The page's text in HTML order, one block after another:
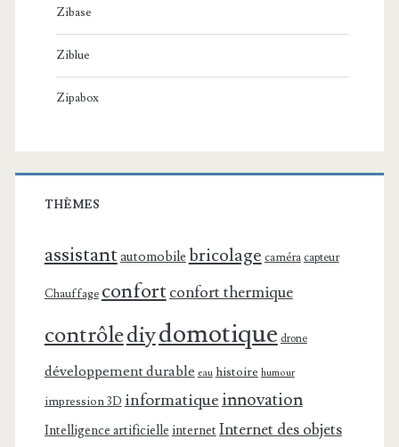
Zibase
Ziblue
Zipabox
THÈMES
assistant automobile bricolage caméra capteur
Chauffage confortconfort thermique
contrôlediydomotique drone
développement durable eau histoire humour
impression 3D informatiqueinnovation
Intelligence artificielle internet Internet des objets